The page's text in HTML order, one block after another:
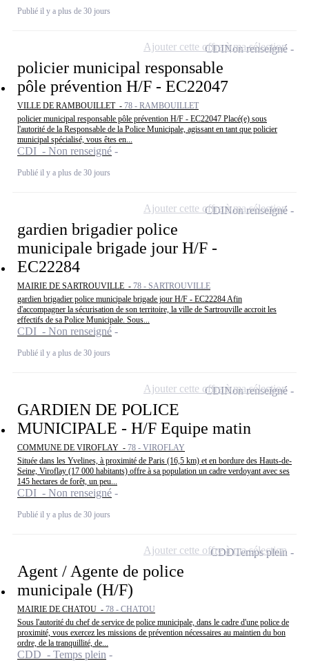
Publié il y a plus de 30 jours
policier municipal responsable
pôle prévention H/F - EC22047
VILLE DE RAMBOUILLET - 78 - RAMBOUILLET
policier municipal responsable pôle prévention H/F - EC22047 Placé(e) sous
l'autorité de la Responsable de la Police Municipale, agissant en tant que policier
municipal spécialisé, vous êtes en...
CDI - Non renseigné
Publié il y a plus de 30 jours
CDINon renseigné
Ajouter cette offre à ma sélection
gardien brigadier police
municipale brigade jour H/F -
EC22284
MAIRIE DE SARTROUVILLE - 78 - SARTROUVILLE
gardien brigadier police municipale brigade jour H/F - EC22284 Afin
d'accompagner la sécurisation de son territoire, la ville de Sartrouville accroit les
effectifs de sa Police Municipale. Sous...
CDI - Non renseigné
Publié il y a plus de 30 jours
CDINon renseigné
Ajouter cette offre à ma sélection
GARDIEN DE POLICE
MUNICIPALE - H/F Equipe matin
COMMUNE DE VIROFLAY - 78 - VIROFLAY
Située dans les Yvelines, à proximité de Paris (16,5 km) et en bordure des Hauts-de-
Seine, Viroflay (17 000 habitants) offre à sa population un cadre verdoyant avec ses
145 hectares de forêt, un peu...
CDI - Non renseigné
Publié il y a plus de 30 jours
CDINon renseigné
Ajouter cette offre à ma sélection
Agent / Agente de police
municipale (H/F)
MAIRIE DE CHATOU - 78 - CHATOU
Sous l'autorité du chef de service de police municipale, dans le cadre d'une police de
proximité, vous exercez les missions de prévention nécessaires au maintien du bon
ordre, de la tranquillité, de...
CDD - Temps plein
CDDTemps plein
Ajouter cette offre à ma sélection